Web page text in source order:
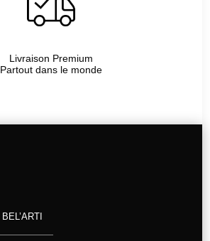
Livraison Premium
Partout dans le monde